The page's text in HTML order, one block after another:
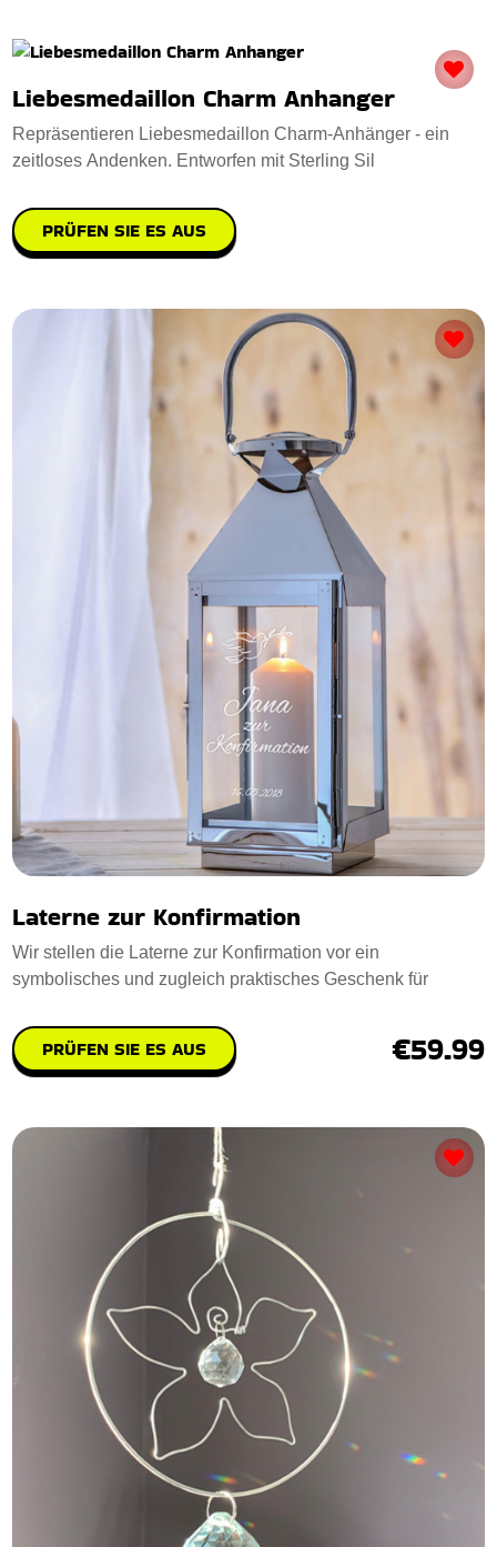
Liebesmedaillon Charm Anhanger
Repräsentieren Liebesmedaillon Charm-Anhänger - ein
zeitloses Andenken. Entworfen mit Sterling Sil
PRÜFEN SIE ES AUS
Laterne zur Konfirmation
Wir stellen die Laterne zur Konfirmation vor ein
symbolisches und zugleich praktisches Geschenk für
PRÜFEN SIE ES AUS €59.99